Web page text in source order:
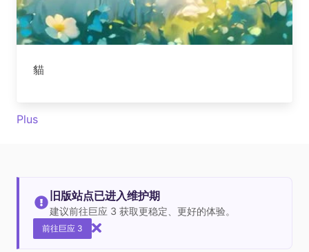
貓
Plus
旧版站点已进入维护期
建议前往巨应 3 获取更稳定、更好的体验。
前往巨应 3